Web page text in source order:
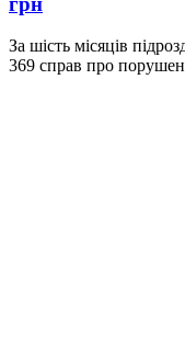
За шість місяців
369 справ про